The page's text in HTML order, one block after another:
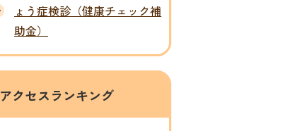
ょう症検診（健康チェック補
助金）
アクセスランキング